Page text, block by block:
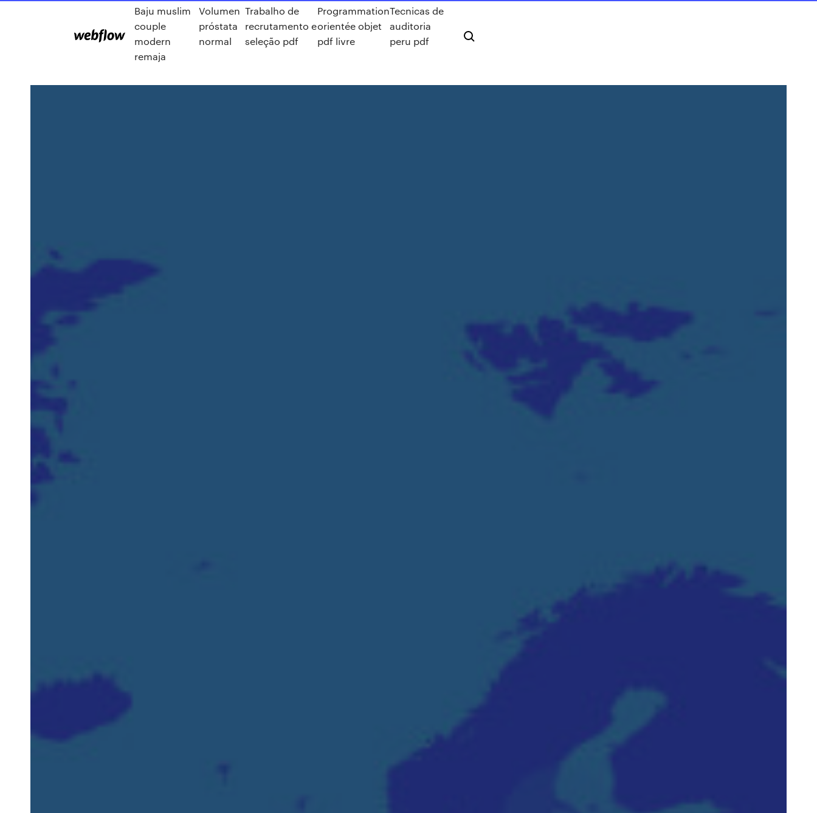
Baju muslim
couple
modern
remaja
Volumen
próstata
normal
Trabalho de
recrutamento e
seleção pdf
Programmation
orientée objet
pdf livre
Tecnicas de
auditoria
peru pdf